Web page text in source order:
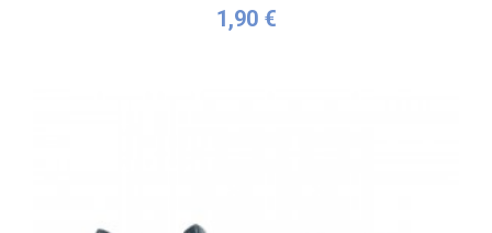
1,90 €